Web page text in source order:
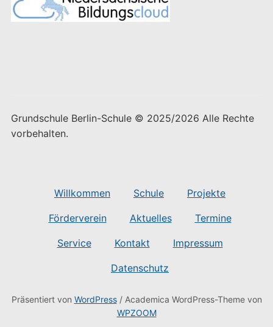
Grundschule Berlin-Schule © 2025/2026 Alle Rechte
vorbehalten.
Willkommen Schule Projekte
Förderverein Aktuelles Termine
Service Kontakt Impressum
Datenschutz
Präsentiert von WordPress/ Academica WordPress-Theme von
WPZOOM